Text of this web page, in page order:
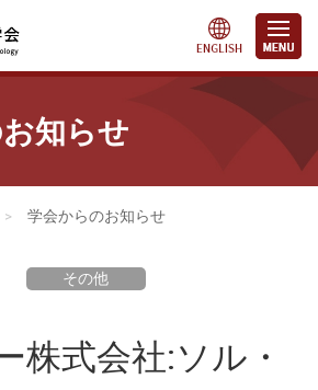
知らせ
の皆さまへ
> 学会からのお知らせ
その他
株式会社:ソル・